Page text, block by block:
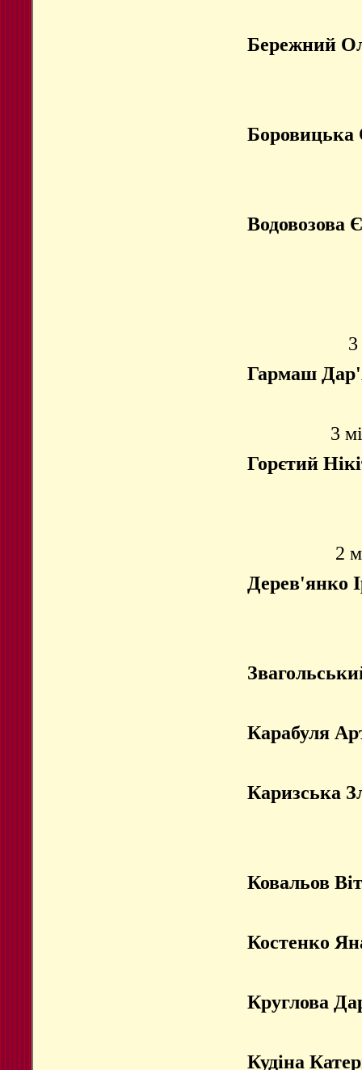
Бережний
Боровицька
Водовозова
Гармаш
3
Горєтий
2
Дерев'янко
Карабуля
Каризська
Ковальов
Костенко
Круглова
Кудіна